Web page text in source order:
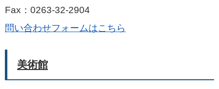
Fax：0263-32-2904
問い合わせフォームはこちら
美術館